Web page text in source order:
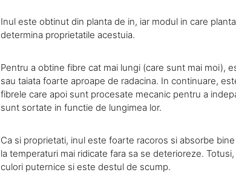
Inul este obtinut din planta de in, iar modul in care
determina proprietatile acestuia.
Pentru a obtine fibre cat mai lungi (care sunt mai moi),
sau taiata foarte aproape de radacina. In continuare,
fibrele care apoi sunt procesate mecanic pentru a
sunt sortate in functie de lungimea lor.
Ca si proprietati, inul este foarte racoros si absorbe
la temperaturi mai ridicate fara sa se deterioreze.
culori puternice si este destul de scump.